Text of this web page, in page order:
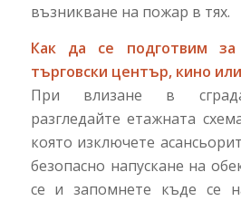
възникване на пожар в тях.
Как да се подготвим
търговски център, кино
При влизане в
разгледайте етажната
която изключете
безопасно напускане на
се и запомнете къде се